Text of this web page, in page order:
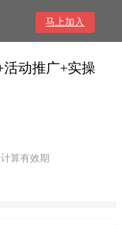
马上加入
动推广+实操
算有效期